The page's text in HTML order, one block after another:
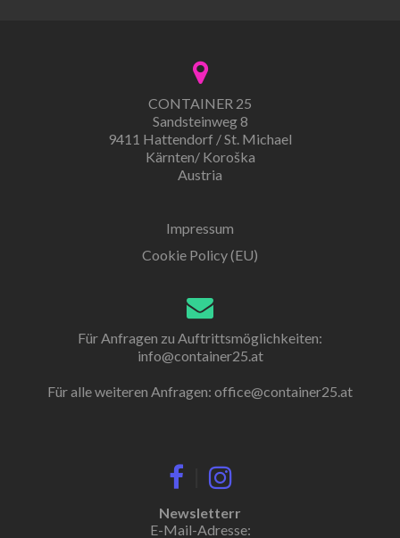
CONTAINER 25
Sandsteinweg 8
9411 Hattendorf / St. Michael
Kärnten/ Koroška
Austria
Impressum
Cookie Policy (EU)
Für Anfragen zu Auftrittsmöglichkeiten:
info@container25.at
Für alle weiteren Anfragen: office@container25.at
Newsletterr
E-Mail-Adresse: